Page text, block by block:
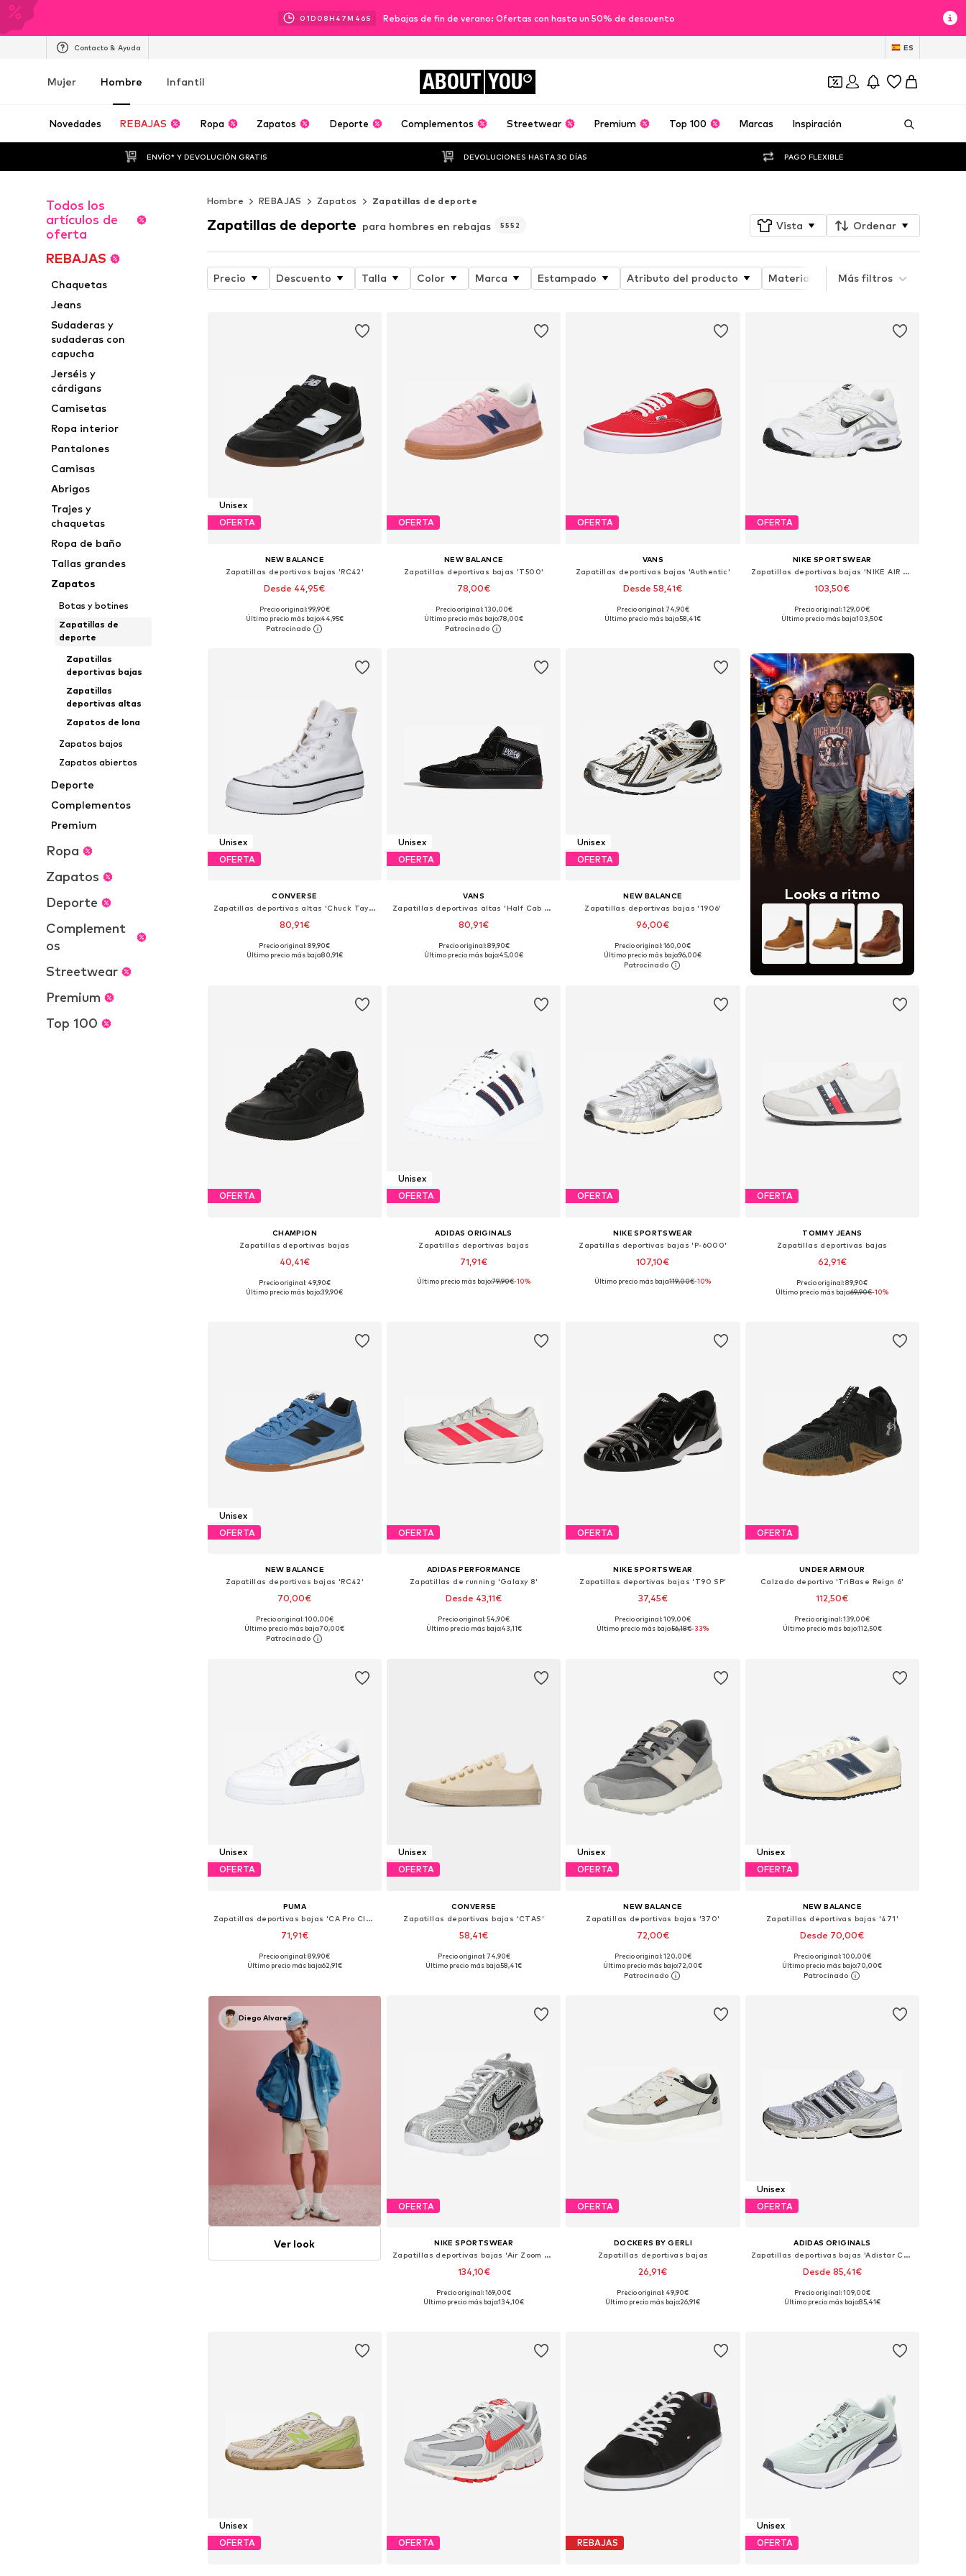
01D 08H 47M 44S Rebajas de fin de verano: Ofertas con hasta un 50% de descuento
Contacto & Ayuda ES
Mujer Hombre Infantil ABOUT YOU
Novedades REBAJAS Ropa Zapatos Deporte Complementos Streetwear Premium Top 100 Marcas Inspiración
ENVÍO* Y DEVOLUCIÓN GRATIS DEVOLUCIONES HASTA 30 DÍAS PAGO FLEXIBLE
Todos los
artículos de
oferta
REBAJAS
Chaquetas
Jeans
Sudaderas y
sudaderas con
capucha
Jerséis y
cárdigans
Camisetas
Ropa interior
Pantalones
Camisas
Abrigos
Trajes y
chaquetas
Ropa de baño
Tallas grandes
Zapatos
Botas y botines
Zapatillas de
deporte
Zapatillas
deportivas bajas
Zapatillas
deportivas altas
Zapatos de lona
Zapatos bajos
Zapatos abiertos
Deporte
Complementos
Premium
Ropa
Zapatos
Deporte
Complement
os
Streetwear
Premium
Top 100
Hombre REBAJAS Zapatos Zapatillas de deporte
Zapatillas de deporte para hombres en rebajas 5552 Vista Ordenar
Precio Descuento Talla Color Marca Estampado Atributo del producto Material Ajuste del zapato
Más filtros
Unisex
OFERTA
NEW BALANCE
Zapatillas deportivas bajas 'RC42'
Desde 44,95€
Disponible en muchas tallas
Añadir a la cesta
Precio original: 99,90€
Último precio más bajo:44,95€
OFERTA
NEW BALANCE
Zapatillas deportivas bajas 'T500'
78,00€
+7
Disponible en muchas tallas
Añadir a la cesta
Precio original: 130,00€
Último precio más bajo:78,00€
OFERTA
VANS
Zapatillas deportivas bajas 'Authentic'
Desde 58,41€
+4
Disponible en muchas tallas
Precio original: 74,90€
Último precio más bajo:58,41€
OFERTA
NIKE SPORTSWEAR
Zapatillas deportivas bajas 'NIKE AIR MAX MOTO 2K'
103,50€
+3
Disponible en muchas tallas
Precio original: 129,00€
Último precio más bajo:103,50€
Unisex
OFERTA
CONVERSE
Zapatillas deportivas altas 'Chuck TayIor All Star Lift Platform'
80,91€
Disponible en muchas tallas
Precio original: 89,90€
Último precio más bajo:80,91€
Unisex
OFERTA
VANS
Zapatillas deportivas altas 'Half Cab Decon'
80,91€
Disponible en muchas tallas
Precio original: 89,90€
Último precio más bajo:45,00€
Unisex
OFERTA
NEW BALANCE
Zapatillas deportivas bajas '1906'
96,00€
+1
Disponible en muchas tallas
Añadir a la cesta
Precio original: 160,00€
Último precio más bajo:96,00€
Looks a ritmo
OFERTA
CHAMPION
Zapatillas deportivas bajas
40,41€
Disponible en muchas tallas
Precio original: 49,90€
Último precio más bajo:39,90€
Unisex
OFERTA
ADIDAS ORIGINALS
Zapatillas deportivas bajas
71,91€
Disponible en muchas tallas
Último precio más bajo:79,90€-10%
OFERTA
NIKE SPORTSWEAR
Zapatillas deportivas bajas 'P-6000'
107,10€
+3
Disponible en muchas tallas
Último precio más bajo:119,00€-10%
OFERTA
TOMMY JEANS
Zapatillas deportivas bajas
62,91€
Disponible en muchas tallas
Precio original: 89,90€
Último precio más bajo:69,90€-10%
Unisex
OFERTA
NEW BALANCE
Zapatillas deportivas bajas 'RC42'
70,00€
Disponible en muchas tallas
Añadir a la cesta
Precio original: 100,00€
Último precio más bajo:70,00€
OFERTA
ADIDAS PERFORMANCE
Zapatillas de running 'Galaxy 8'
Desde 43,11€
+8
Disponible en muchas tallas
Precio original: 54,90€
Último precio más bajo:43,11€
OFERTA
NIKE SPORTSWEAR
Zapatillas deportivas bajas 'T90 SP'
37,45€
Disponible en muchas tallas
Precio original: 109,00€
Último precio más bajo:56,18€-33%
OFERTA
UNDER ARMOUR
Calzado deportivo 'TriBase Reign 6'
112,50€
Disponible en muchas tallas
Precio original: 139,00€
Último precio más bajo:112,50€
Unisex
OFERTA
PUMA
Zapatillas deportivas bajas 'CA Pro Classic II'
71,91€
Disponible en muchas tallas
Precio original: 89,90€
Último precio más bajo:62,91€
Unisex
OFERTA
CONVERSE
Zapatillas deportivas bajas 'CTAS'
58,41€
Disponible en muchas tallas
Precio original: 74,90€
Último precio más bajo:58,41€
Unisex
OFERTA
NEW BALANCE
Zapatillas deportivas bajas '370'
72,00€
Disponible en muchas tallas
Añadir a la cesta
Precio original: 120,00€
Último precio más bajo:72,00€
Unisex
OFERTA
NEW BALANCE
Zapatillas deportivas bajas '471'
Desde 70,00€
+4
Disponible en muchas tallas
Añadir a la cesta
Precio original: 100,00€
Último precio más bajo:70,00€
Diego Alvarez
Ver look
OFERTA
NIKE SPORTSWEAR
Zapatillas deportivas bajas 'Air Zoom Spiridon Cage 2'
134,10€
Disponible en muchas tallas
Precio original: 169,00€
Último precio más bajo:134,10€
OFERTA
DOCKERS BY GERLI
Zapatillas deportivas bajas
26,91€
Disponible en muchas tallas
Precio original: 49,90€
Último precio más bajo:26,91€
Unisex
OFERTA
ADIDAS ORIGINALS
Zapatillas deportivas bajas 'Adistar Control 5'
Desde 85,41€
+6
Disponible en muchas tallas
Precio original: 109,00€
Último precio más bajo:85,41€
Unisex
OFERTA
OFERTA REBAJAS
Unisex
OFERTA